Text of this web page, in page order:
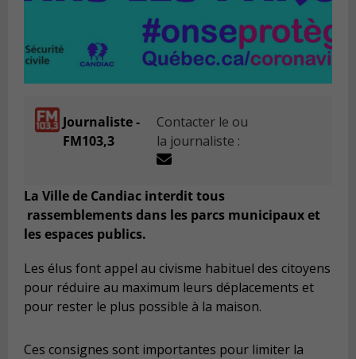
Journaliste -
FM103,3
Contacter le ou
la journaliste :
La Ville de Candiac interdit tous
rassemblements dans les parcs municipaux et
les espaces publics.
Les élus font appel au civisme habituel des citoyens
pour réduire au maximum leurs déplacements et
pour rester le plus possible à la maison.
Ces consignes sont importantes pour limiter la